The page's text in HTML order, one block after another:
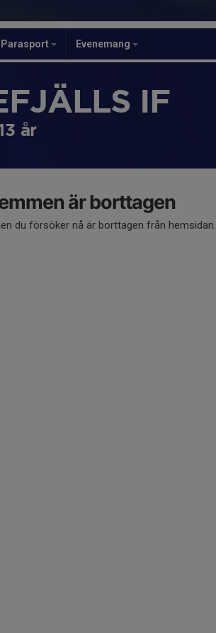
Parasport Evenemang
IF
år
är borttagen
du försöker nå är borttagen från hemsidan.